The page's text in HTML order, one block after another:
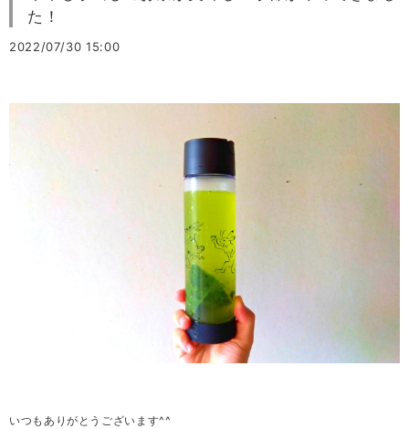
た！
2022/07/30 15:00
いつもありがとうございます^^